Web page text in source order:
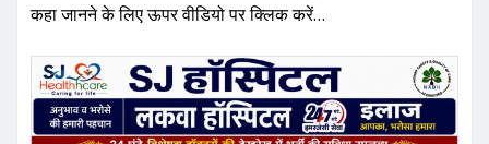
कहा जानने के लिए ऊपर वीडियो पर क्लिक करें…